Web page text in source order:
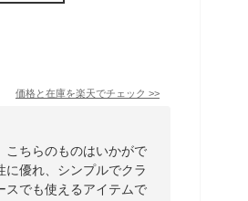
価格と在庫を楽天でチェック >>
こちらのものはいかがで
優れ、シンプルでクラ
スでも使えるアイテムで